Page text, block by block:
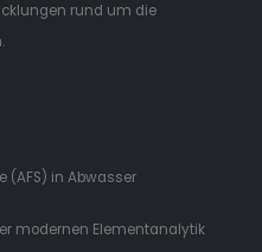
rund um die
(AFS) in Abwasser
modernen Elementanalytik